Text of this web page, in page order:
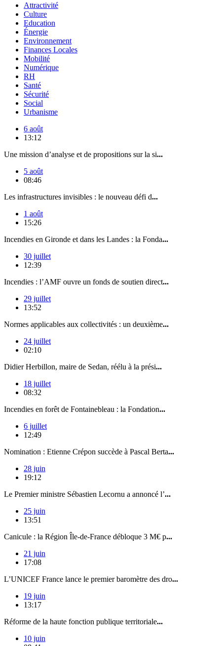
Attractivité
Culture
Education
Énergie
Environnement
Finances Locales
Mobilité
Numérique
RH
Santé
Sécurité
Social
Urbanisme
6 août
13:12
Une mission d’analyse et de propositions sur la si...
5 août
08:46
Les infrastructures invisibles : le nouveau défi d...
1 août
15:26
Incendies en Gironde et dans les Landes : la Fonda...
30 juillet
12:39
Incendies : l’AMF ouvre un fonds de soutien direct...
29 juillet
13:52
Normes applicables aux collectivités : un deuxième...
24 juillet
02:10
Didier Herbillon, maire de Sedan, réélu à la prési...
18 juillet
08:32
Incendies en forêt de Fontainebleau : la Fondation...
6 juillet
12:49
Nomination : Etienne Crépon succède à Pascal Berta...
28 juin
19:12
Le Premier ministre Sébastien Lecornu a annoncé l’...
25 juin
13:51
Canicule : la Région Île-de-France débloque 3 M€ p...
21 juin
17:08
L’UNICEF France lance le premier baromètre des dro...
19 juin
13:17
Réforme de la haute fonction publique territoriale...
10 juin